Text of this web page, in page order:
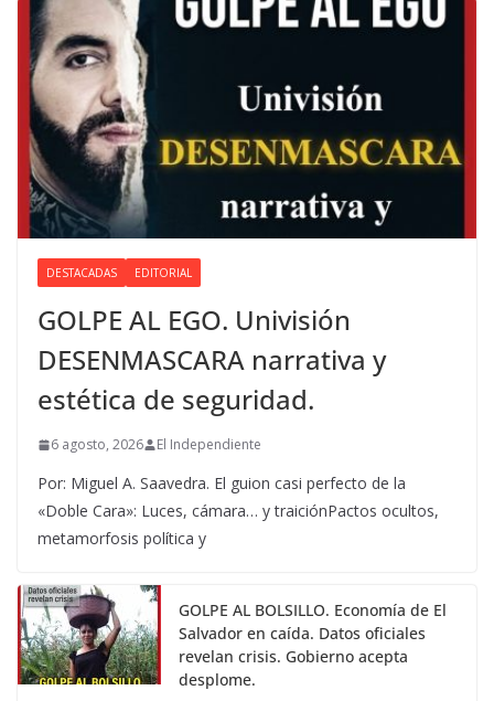
DESTACADAS EDITORIAL
GOLPE AL EGO. Univisión
DESENMASCARA narrativa y
estética de seguridad.
6 agosto, 2026 El Independiente
Por: Miguel A. Saavedra. El guion casi perfecto de la
«Doble Cara»: Luces, cámara… y traiciónPactos ocultos,
metamorfosis política y
GOLPE AL BOLSILLO. Economía de El
Salvador en caída. Datos oficiales
revelan crisis. Gobierno acepta
desplome.